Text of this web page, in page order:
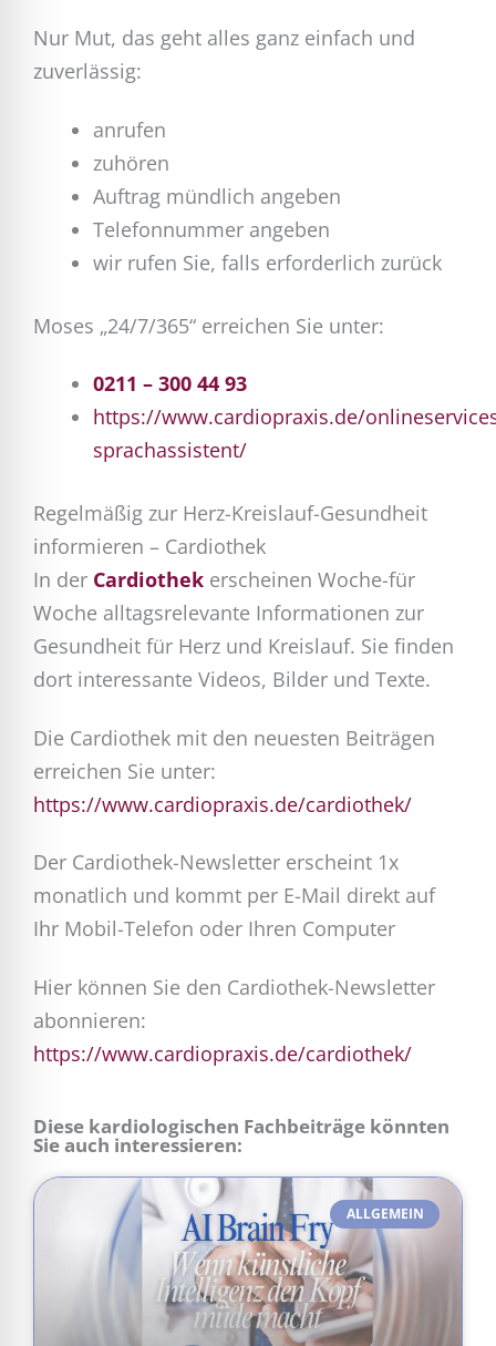
Nur Mut, das geht alles ganz einfach und
zuverlässig:
anrufen
zuhören
Auftrag mündlich angeben
Telefonnummer angeben
wir rufen Sie, falls erforderlich zurück
Moses „24/7/365“ erreichen Sie unter:
0211 – 300 44 93
https://www.cardiopraxis.de/
sprachassistent/
Regelmäßig zur Herz-Kreislauf-Gesundheit
informieren – Cardiothek
In der Cardiothek erscheinen Woche-für
Woche alltagsrelevante Informationen zur
Gesundheit für Herz und Kreislauf. Sie finden
dort interessante Videos, Bilder und Texte.
Die Cardiothek mit den neuesten Beiträgen
erreichen Sie unter:
https://www.cardiopraxis.de/cardiothek/
Der Cardiothek-Newsletter erscheint 1x
monatlich und kommt per E-Mail direkt auf
Ihr Mobil-Telefon oder Ihren Computer
Hier können Sie den Cardiothek-Newsletter
abonnieren:
https://www.cardiopraxis.de/cardiothek/
Diese kardiologischen Fachbeiträge könnten
Sie auch interessieren:
ALLGEMEIN